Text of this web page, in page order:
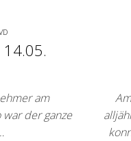
am
der ganze